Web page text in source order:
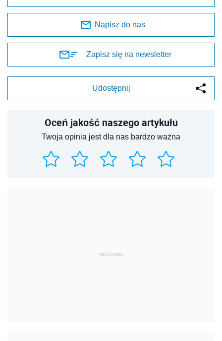
Napisz do nas
Zapisz się na newsletter
Udostępnij
Oceń jakość naszego artykułu
Twoja opinia jest dla nas bardzo ważna
REKLAMA